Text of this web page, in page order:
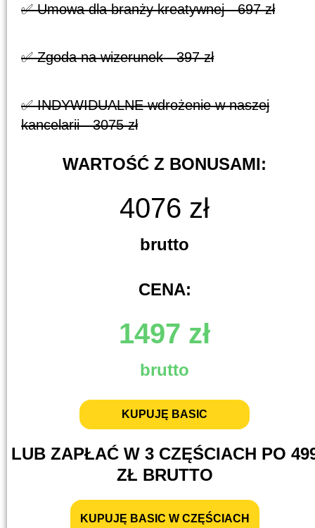
✅ Umowa dla branży kreatywnej - 697 zł
✅ Zgoda na wizerunek - 397 zł
✅ INDYWIDUALNE wdrożenie w naszej
kancelarii - 3075 zł
WARTOŚĆ Z BONUSAMI:
4076 zł
brutto
CENA:
1497 zł
brutto
KUPUJĘ BASIC
LUB ZAPŁAĆ W 3 CZĘŚCIACH PO
ZŁ BRUTTO
KUPUJĘ BASIC W CZĘŚCIACH